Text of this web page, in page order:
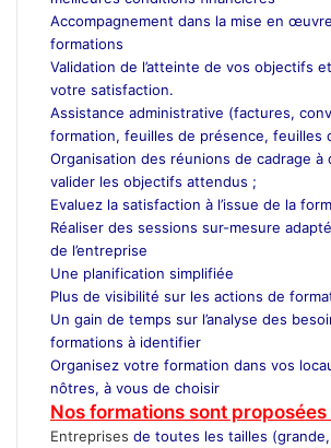
Accompagnement dans la mise en
formations
Validation de l’atteinte de vos objectifs
votre satisfaction.
Assistance administrative (factures,
formation, feuilles de présence, feuilles
Organisation des réunions de cadrage à
valider les objectifs attendus ;
Evaluez la satisfaction à l’issue de la
Réaliser des sessions sur-mesure
de l’entreprise
Une planification simplifiée
Plus de visibilité sur les actions de
Un gain de temps sur l’analyse des
formations à identifier
Organisez votre formation dans vos
nôtres, à vous de choisir
Nos formations sont proposées
Entreprises de toutes les tailles